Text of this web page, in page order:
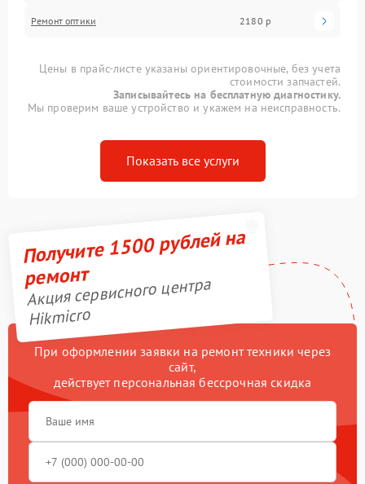
Ремонт оптики 2180 р
Цены в прайс-листе указаны ориентировочные, без учета
стоимости запчастей.
Записывайтесь на бесплатную диагностику.
Мы проверим ваше устройство и укажем на неисправность.
Показать все услуги
Получите 1500 рублей на
ремонт
Акция сервисного центра
Hikmicro
При оформлении заявки на ремонт техники через
сайт,
действует персональная бессрочная скидка